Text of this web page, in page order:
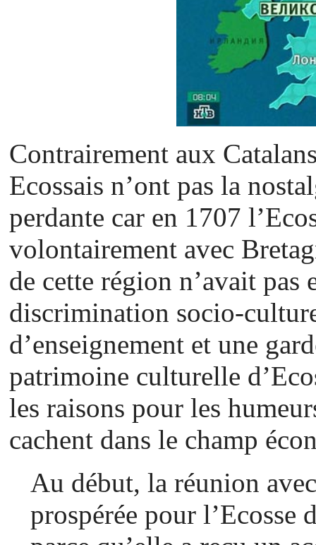
Contrairement aux
Ecossais n’ont pas la
perdante car en 1707
volontairement avec
de cette région n’avait pas
discrimination socio-
d’enseignement et une
patrimoine culturelle
les raisons pour les
cachent dans le champ
Au début, la réunion
prospérée pour l’Ecosse